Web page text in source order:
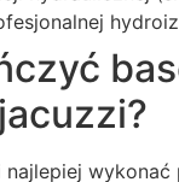
najlepiej